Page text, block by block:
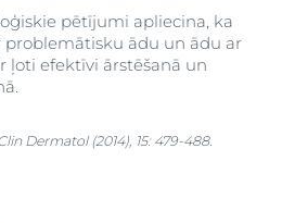
pētījumi apliecina, ka
ādu un ādu ar
ļoti efektīvi ārstēšanā un
Dermatol (2014), 15: 479-488.